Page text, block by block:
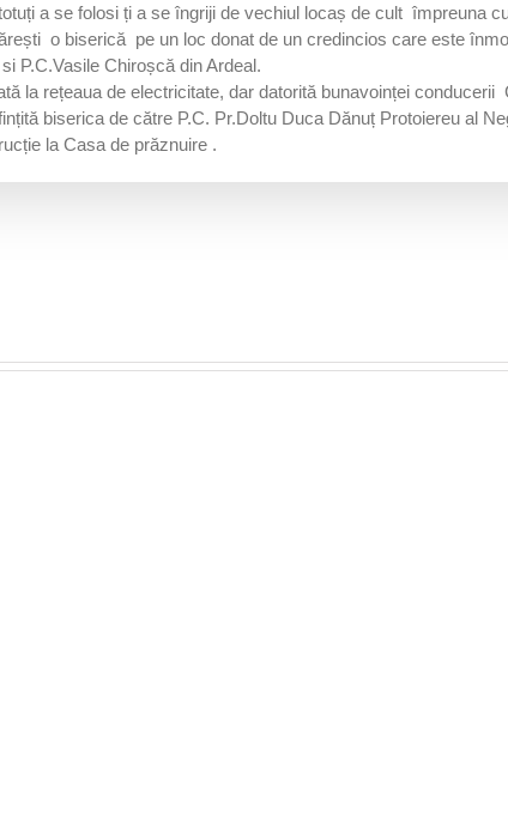
a se folosi ți a se îngriji de vechiul locaș de cult împreuna
o biserică pe un loc donat de un credincios care este
P.C.Vasile Chiroșcă din Ardeal.
la rețeaua de electricitate, dar datorită bunavoinței
biserica de către P.C. Pr.Doltu Duca Dănuț Protoiereu al
la Casa de prăznuire .